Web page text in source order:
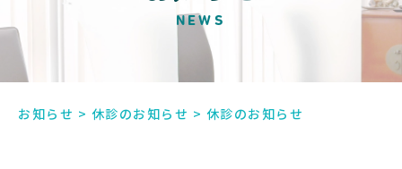
NEWS
お知らせ > 休診のお知らせ > 休診のお知らせ